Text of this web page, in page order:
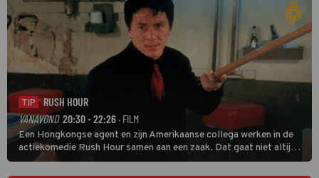
TIP
RUSH HOUR
VANAVOND 20:30 - 22:26 · FILM
Een Hongkongse agent en zijn Amerikaanse collega werken in de
actiekomedie Rush Hour samen aan een zaak. Dat gaat niet altijd
van een leien dakje.